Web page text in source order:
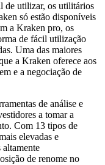
de utilizar, os utilitários
só estão disponíveis
a Kraken pro, os
de fácil utilização
Uma das maiores
a Kraken oferece aos
e a negociação de
de análise e
a tomar a
Com 13 tipos de
elevadas e
altamente
de renome no